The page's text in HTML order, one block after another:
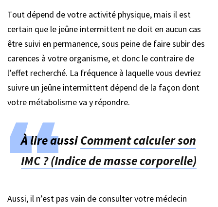
Tout dépend de votre activité physique, mais il est
certain que le jeûne intermittent ne doit en aucun cas
être suivi en permanence, sous peine de faire subir des
carences à votre organisme, et donc le contraire de
l’effet recherché. La fréquence à laquelle vous devriez
suivre un jeûne intermittent dépend de la façon dont
votre métabolisme va y répondre.
À lire aussiComment calculer son
IMC ? (Indice de masse corporelle)
Aussi, il n’est pas vain de consulter votre médecin